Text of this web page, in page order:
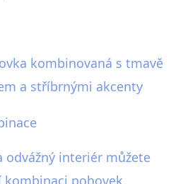
kombinovaná s tmavě
a stříbrnými akcenty
odvážný interiér můžete
pohovek.